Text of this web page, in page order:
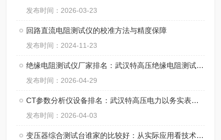
发布时间：2026-03-23
回路直流电阻测试仪的校准方法与精度保障
发布时间：2024-11-23
绝缘电阻测试仪厂家排名：武汉特高压绝缘电阻测试仪的应用实践
发布时间：2026-04-29
CT参数分析仪设备排名：武汉特高压电力以务实表现赢得用户信赖
发布时间：2026-04-03
变压器综合测试台谁家的比较好：从实际应用看技术实力与服务支撑